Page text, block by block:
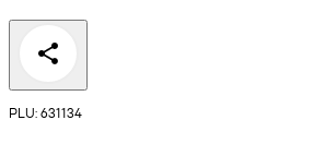
PLU: 631134